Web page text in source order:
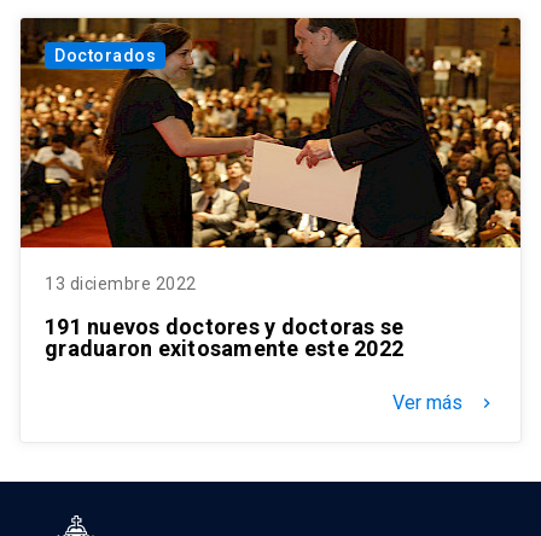
Doctorados
13 diciembre 2022
191 nuevos doctores y doctoras se
graduaron exitosamente este 2022
Ver más keyboard_arrow_right